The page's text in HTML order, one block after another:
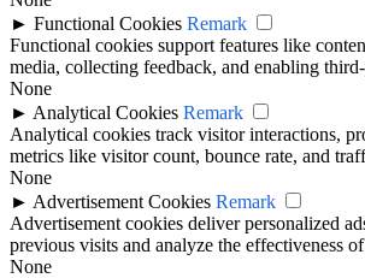
► Functional Cookies Remark
Functional cookies support features like
media, collecting feedback, and enabling
None
► Analytical Cookies Remark
Analytical cookies track visitor interactions,
metrics like visitor count, bounce rate, and
None
► Advertisement Cookies Remark
Advertisement cookies deliver personalized
previous visits and analyze the effectiveness
None